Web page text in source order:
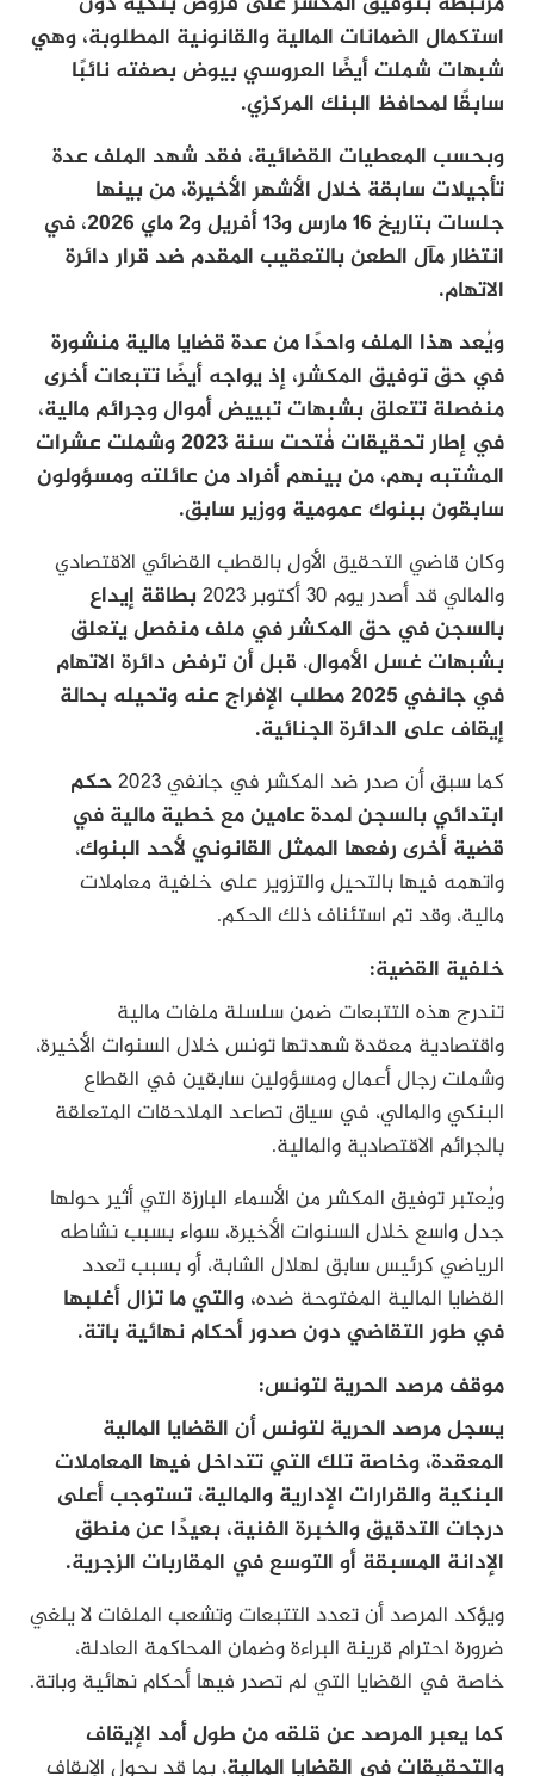
استكمال الضمانات المالية والقانونية المطلوبة، وهي
شبهات شملت أيضًا العروسي بيوض بصفته نائبًا
سابقًا لمحافظ البنك المركزي.
وبحسب المعطيات القضائية، فقد شهد الملف عدة
تأجيلات سابقة خلال الأشهر الأخيرة، من بينها
جلسات بتاريخ 16 مارس و13 أفريل و2 ماي 2026، في
انتظار مآل الطعن بالتعقيب المقدم ضد قرار دائرة
الاتهام.
ويُعد هذا الملف واحدًا من عدة قضايا مالية منشورة
في حق توفيق المكشر، إذ يواجه أيضًا تتبعات أخرى
منفصلة تتعلق بشبهات تبييض أموال وجرائم مالية،
في إطار تحقيقات فُتحت سنة 2023 وشملت عشرات
المشتبه بهم، من بينهم أفراد من عائلته ومسؤولون
سابقون ببنوك عمومية ووزير سابق.
وكان قاضي التحقيق الأول بالقطب القضائي الاقتصادي
والمالي قد أصدر يوم 30 أكتوبر 2023
بطاقة إيداع
بالسجن في حق المكشر في ملف منفصل يتعلق
بشبهات غسل الأموال، قبل أن ترفض دائرة الاتهام
في جانفي 2025 مطلب الإفراج عنه وتحيله بحالة
إيقاف على الدائرة الجنائية.
كما سبق أن صدر ضد المكشر في جانفي 2023
حكم
ابتدائي بالسجن لمدة عامين مع خطية مالية في
قضية أخرى رفعها الممثل القانوني لأحد البنوك،
واتهمه فيها بالتحيل والتزوير على خلفية معاملات
مالية، وقد تم استئناف ذلك الحكم.
خلفية القضية:
تندرج هذه التتبعات ضمن سلسلة ملفات مالية
واقتصادية معقدة شهدتها تونس خلال السنوات الأخيرة،
وشملت رجال أعمال ومسؤولين سابقين في القطاع
البنكي والمالي، في سياق تصاعد الملاحقات المتعلقة
بالجرائم الاقتصادية والمالية.
ويُعتبر توفيق المكشر من الأسماء البارزة التي أثير حولها
جدل واسع خلال السنوات الأخيرة، سواء بسبب نشاطه
الرياضي كرئيس سابق لهلال الشابة، أو بسبب تعدد
القضايا المالية المفتوحة ضده، والتي ما تزال أغلبها
في طور التقاضي دون صدور أحكام نهائية باتة.
موقف مرصد الحرية لتونس:
يسجل مرصد الحرية لتونس أن القضايا المالية
المعقدة، وخاصة تلك التي تتداخل فيها المعاملات
البنكية والقرارات الإدارية والمالية، تستوجب أعلى
درجات التدقيق والخبرة الفنية، بعيدًا عن منطق
الإدانة المسبقة أو التوسع في المقاربات الزجرية.
ويؤكد المرصد أن تعدد التتبعات وتشعب الملفات لا يلغي
ضرورة احترام قرينة البراءة وضمان المحاكمة العادلة،
خاصة في القضايا التي لم تصدر فيها أحكام نهائية وباتة.
كما يعبر المرصد عن قلقه من طول أمد الإيقاف
والتحقيقات في القضايا المالية، بما قد يحول الإيقاف